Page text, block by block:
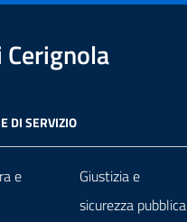
Cerignola
DI SERVIZIO
e
Giustizia e
sicurezza pubblica